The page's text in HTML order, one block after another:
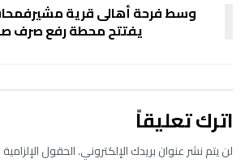
وسط فرحة أهالى قرية
يفتتح محطة رفع صرف
اترك تعليقاً
لن يتم نشر عنوان بريدك الإلكتروني.الحقول